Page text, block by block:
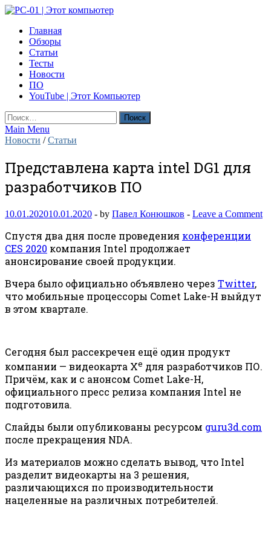
Skip
content
PC-01 | Этот компьютер
Компьютерные новости
Главная
Обзоры
Статьи
Тесты
Новости
ПО
YouTube | Этот Компьютер
Найти:
Main Menu
Новости /Статьи
Представлена карта intel DG1 для
разработчиков ПО
10.01.202010.01.2020 - by Павел Конюшков - Leave a Comment
Спустя два дня после проведения конференции
CES 2020 компания Intel продолжает
анонсирование своей продукции.
Вчера было официально объявлено через Twitter,
что мобильные процессоры Comet Lake-H выйдут
в этом квартале.
Сегодня был рассекречен ещё один продукт
компании — видеокарта Xe для разработчиков ПО.
Причём, как и с анонсом Comet Lake-H,
официального пресс релиза компания Intel не
подготовила.
Слайды были опубликованы ресурсом guru3d.com
после прекращения NDA.
Из материалов можно сделать вывод, что Intel
разделит видеокарты на 3 решения,
различающихся по производительности
нацеленные на различных потребителей.